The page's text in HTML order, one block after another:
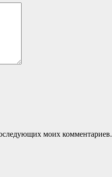
моих комментариев.